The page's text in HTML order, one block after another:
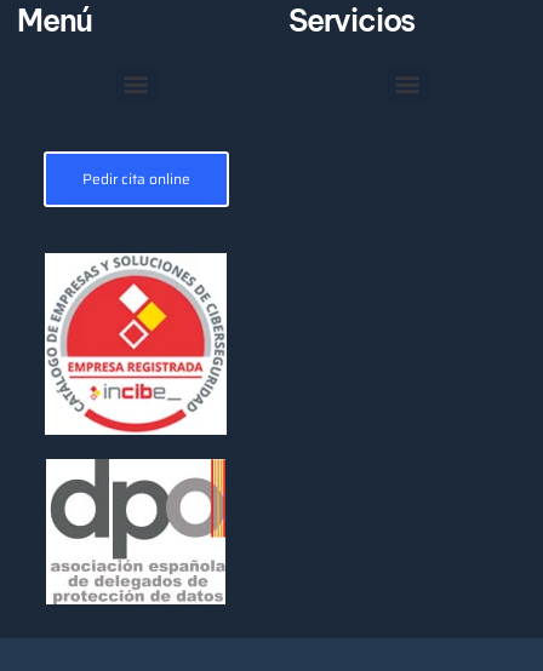
Menú
Pedir cita online
Servicios